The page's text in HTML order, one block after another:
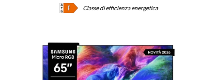
Classe di efficienza energetica